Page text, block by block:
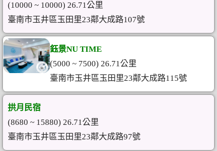
(10000 ~ 10000) 26.71公里
臺南市玉井區玉田里23鄰大成路107號
鈺景NU TIME
(5000 ~ 7500) 26.71公里
臺南市玉井區玉田里23鄰大成路115號
拱月民宿
(8680 ~ 15880) 26.71公里
臺南市玉井區玉田里23鄰大成路97號